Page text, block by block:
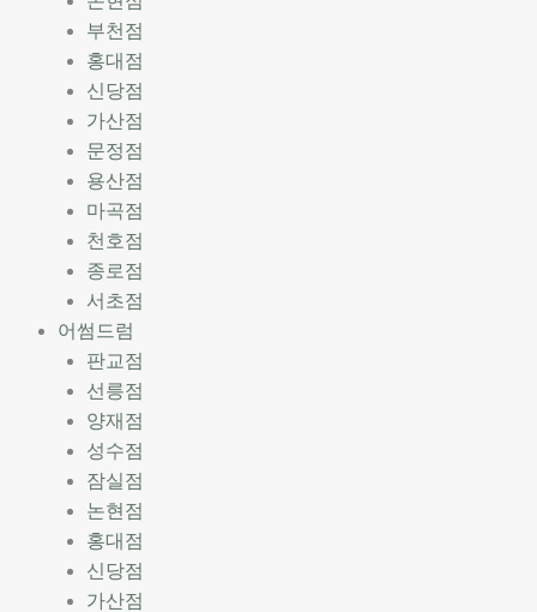
부천점
홍대점
신당점
가산점
문정점
용산점
마곡점
천호점
종로점
서초점
어썸드럼
판교점
선릉점
양재점
성수점
잠실점
논현점
홍대점
신당점
가산점